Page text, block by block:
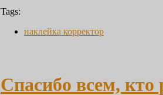
Tags:
наклейка корректор
Спасибо всем,